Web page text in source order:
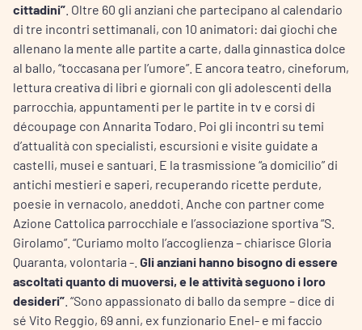
cittadini” . Oltre 60 gli anziani che partecipano al calendario
di tre incontri settimanali, con 10 animatori: dai giochi che
allenano la mente alle partite a carte, dalla ginnastica dolce
al ballo, “toccasana per l’umore”. E ancora teatro, cineforum,
lettura creativa di libri e giornali con gli adolescenti della
parrocchia, appuntamenti per le partite in tv e corsi di
découpage con Annarita Todaro. Poi gli incontri su temi
d’attualità con specialisti, escursioni e visite guidate a
castelli, musei e santuari. E la trasmissione “a domicilio” di
antichi mestieri e saperi, recuperando ricette perdute,
poesie in vernacolo, aneddoti. Anche con partner come
Azione Cattolica parrocchiale e l’associazione sportiva “S.
Girolamo”. “Curiamo molto l’accoglienza – chiarisce Gloria
Quaranta, volontaria -. Gli anziani hanno bisogno di essere
ascoltati quanto di muoversi, e le attività seguono i loro
desideri” . “Sono appassionato di ballo da sempre – dice di
sé Vito Reggio, 69 anni, ex funzionario Enel- e mi faccio